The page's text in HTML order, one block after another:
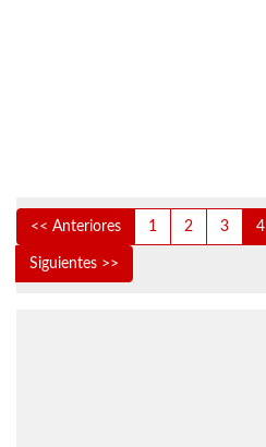
<< Anteriores 1 2 3 4
Siguientes >>